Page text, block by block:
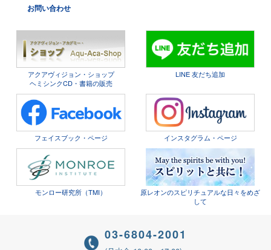
お問い合わせ
アクアヴィジョン・ショップ
ヘミシンクCD・書籍の販売
LINE 友だち追加
フェイスブック・ページ インスタグラム・ページ
モンロー研究所（TMI）
原レオンのスピリチュアルな日々をめざ
して
03-6804-2001